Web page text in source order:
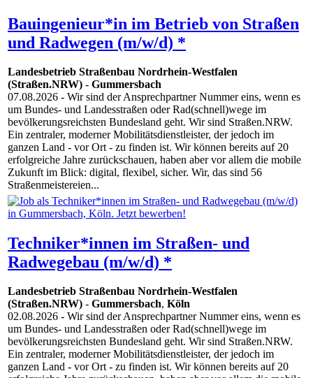
Bauingenieur*in im Betrieb von Straßen
und Radwegen (m/w/d) *
Landesbetrieb Straßenbau Nordrhein-Westfalen
(Straßen.NRW) - Gummersbach
07.08.2026 - Wir sind der Ansprechpartner Nummer eins, wenn es
um Bundes- und Landesstraßen oder Rad(schnell)wege im
bevölkerungsreichsten Bundesland geht. Wir sind Straßen.NRW.
Ein zentraler, moderner Mobilitätsdienstleister, der jedoch im
ganzen Land - vor Ort - zu finden ist. Wir können bereits auf 20
erfolgreiche Jahre zurückschauen, haben aber vor allem die mobile
Zukunft im Blick: digital, flexibel, sicher. Wir, das sind 56
Straßenmeistereien...
Techniker*innen im Straßen- und
Radwegebau (m/w/d) *
Landesbetrieb Straßenbau Nordrhein-Westfalen
(Straßen.NRW) - Gummersbach, Köln
02.08.2026 - Wir sind der Ansprechpartner Nummer eins, wenn es
um Bundes- und Landesstraßen oder Rad(schnell)wege im
bevölkerungsreichsten Bundesland geht. Wir sind Straßen.NRW.
Ein zentraler, moderner Mobilitätsdienstleister, der jedoch im
ganzen Land - vor Ort - zu finden ist. Wir können bereits auf 20